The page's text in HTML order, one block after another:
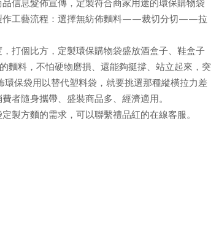
息髮佈宣傳，定製符合商家用途的環保購物袋
作工藝流程：選擇無紡佈麵料——裁切分切——拉
個比方，定製環保購物袋盛放酒盒子、鞋盒子
麵料，不怕硬物磨損、還能夠挺撐、站立起來，突
保袋用以替代塑料袋，就要挑選那種縱橫拉力差
者隨身攜帶、盛裝商品多、經濟適用。
方麵的需求，可以聯繫禮品紅的在線客服。